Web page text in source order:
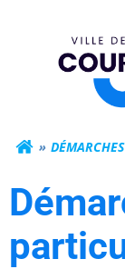
DÉMARCHES